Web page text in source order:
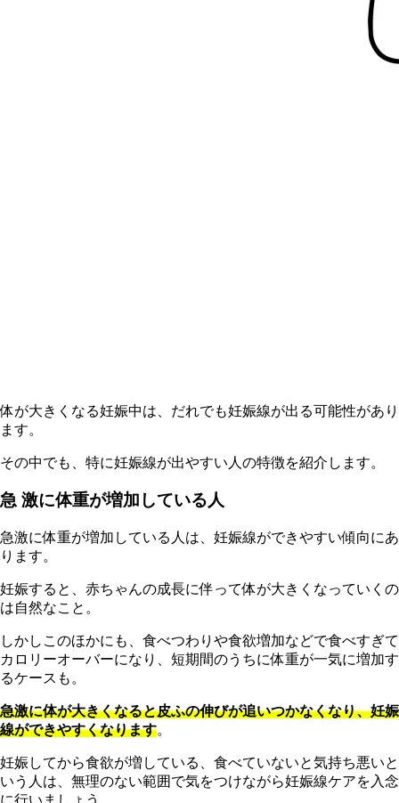
体が大きくなる妊娠中は、だれでも妊娠線が出る可能性があり
ます。
その中でも、特に妊娠線が出やすい人の特徴を紹介します。
急 激に体重が増加している人
急激に体重が増加している人は、妊娠線ができやすい傾向にあ
ります。
妊娠すると、赤ちゃんの成長に伴って体が大きくなっていくの
は自然なこと。
しかしこのほかにも、食べつわりや食欲増加などで食べすぎて
カロリーオーバーになり、短期間のうちに体重が一気に増加す
るケースも。
急激に体が大きくなると皮ふの伸びが追いつかなくなり、妊娠
線ができやすくなります。
妊娠してから食欲が増している、食べていないと気持ち悪いと
いう人は、無理のない範囲で気をつけながら妊娠線ケアを入念
に行いましょう。